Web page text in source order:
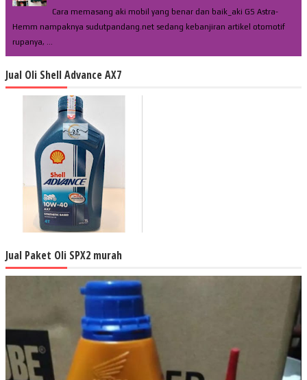
Cara memasang aki mobil yang benar dan baik_aki GS Astra-
Hemm nampaknya sudutpandang.net sedang kebanjiran artikel otomotif
rupanya, ...
Jual Oli Shell Advance AX7
Jual Paket Oli SPX2 murah